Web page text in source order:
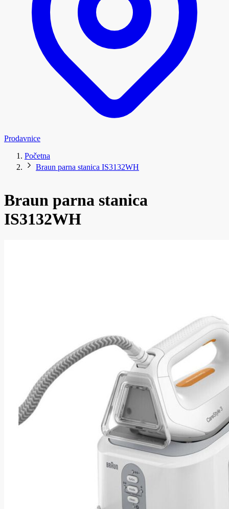
Prodavnice
Početna
Braun parna stanica IS3132WH
Braun parna stanica
IS3132WH